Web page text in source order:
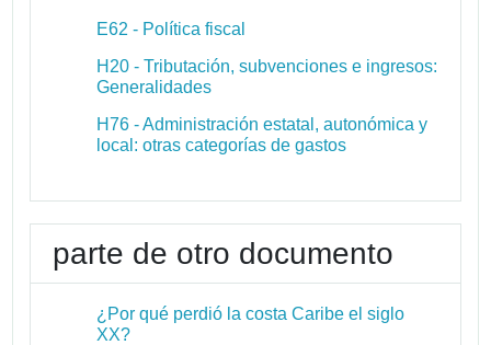
E62 - Política fiscal
H20 - Tributación, subvenciones e ingresos:
Generalidades
H76 - Administración estatal, autonómica y
local: otras categorías de gastos
parte de otro documento
¿Por qué perdió la costa Caribe el siglo
XX?